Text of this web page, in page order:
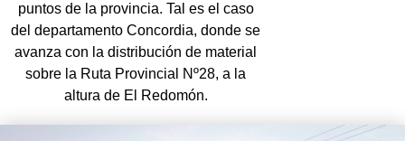
puntos de la provincia. Tal es el caso
del departamento Concordia, donde se
avanza con la distribución de material
sobre la Ruta Provincial Nº28, a la
altura de El Redomón.